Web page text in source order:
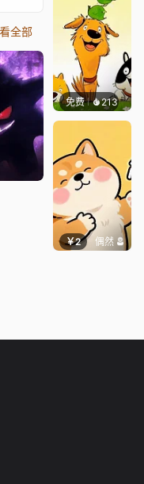
全部
免费 213渔小小
￥2 偶然